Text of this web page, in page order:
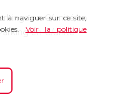
en €/unité/an
en €/unité
à naviguer sur ce site,
Voir la politique